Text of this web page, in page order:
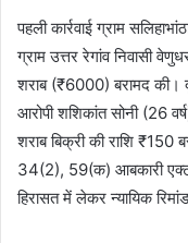
पहली कार्रवाई ग्राम
ग्राम उत्तर रेगांव निवासी
शराब (₹6000) बरामद की।
आरोपी शशिकांत सोनी (26
शराब बिक्री की राशि ₹150
34(2), 59(क) आबकारी एक्ट
हिरासत में लेकर न्यायिक